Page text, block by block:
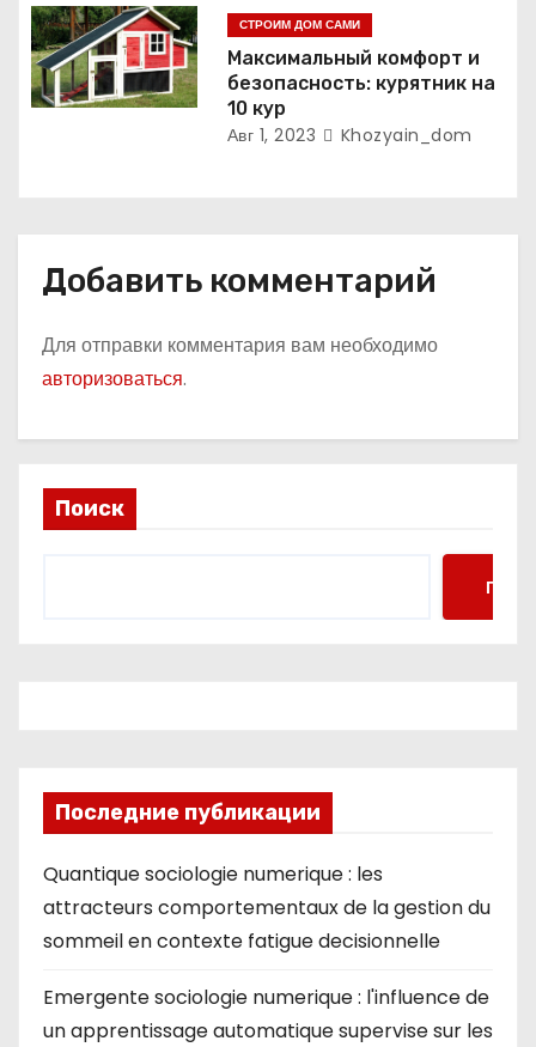
я
м
СТРОИМ ДОМ САМИ
Максимальный комфорт и
безопасность: курятник на
10 кур
Авг 1, 2023 Khozyain_dom
Добавить комментарий
Для отправки комментария вам необходимо
авторизоваться.
Поиск
Поиск
Последние публикации
Quantique sociologie numerique : les
attracteurs comportementaux de la gestion du
sommeil en contexte fatigue decisionnelle
Emergente sociologie numerique : l'influence de
un apprentissage automatique supervise sur les